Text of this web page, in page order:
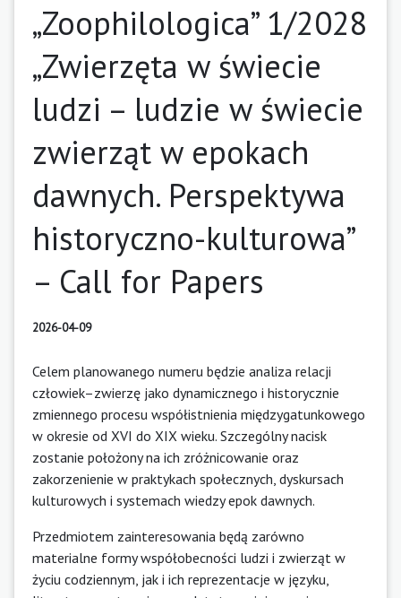
„Zoophilologica” 1/2028
„Zwierzęta w świecie
ludzi – ludzie w świecie
zwierząt w epokach
dawnych. Perspektywa
historyczno-kulturowa”
– Call for Papers
2026-04-09
Celem planowanego numeru będzie analiza relacji
człowiek–zwierzę jako dynamicznego i historycznie
zmiennego procesu współistnienia międzygatunkowego
w okresie od XVI do XIX wieku. Szczególny nacisk
zostanie położony na ich zróżnicowanie oraz
zakorzenienie w praktykach społecznych, dyskursach
kulturowych i systemach wiedzy epok dawnych.
Przedmiotem zainteresowania będą zarówno
materialne formy współobecności ludzi i zwierząt w
życiu codziennym, jak i ich reprezentacje w języku,